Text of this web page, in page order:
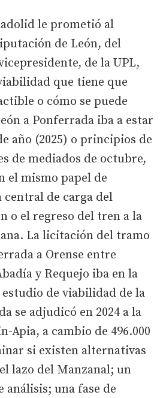
le prometió al
de León, del
de la UPL,
que tiene que
o cómo se puede
a Ponferrada iba a estar
año (2025) o principios de
de mediados de octubre,
el mismo papel de
de carga del
o el regreso del tren a la
La licitación del tramo
a Orense entre
y Requejo iba en la
de viabilidad de la
se adjudicó en 2024 a la
Apia, a cambio de 496.000
si existen alternativas
lazo del Manzanal; un
análisis; una fase de